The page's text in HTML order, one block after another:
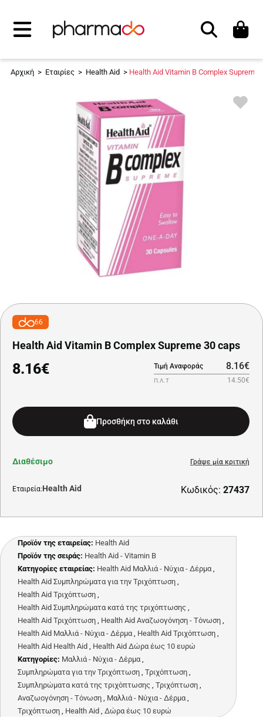
Αναζήτηση
Αρχική > Εταιρίες > Health Aid > Health Aid Vitamin B Complex Supreme
66
Health Aid Vitamin B Complex Supreme 30 caps
8.16€ Τιμή Αναφοράς 8.16€
Π.Λ.Τ 14.50€
Προσθήκη στο καλάθι
Εταιρεία:Health Aid Κωδικός: 27437
Διαθέσιμο Γράψε μία κριτική
Προϊόν της εταιρείας: Health Aid
Προϊόν της σειράς: Health Aid - Vitamin B
Κατηγορίες εταιρείας: Health Aid Μαλλιά - Νύχια - Δέρμα,
Health Aid Συμπληρώματα για την Τριχόπτωση ,
Health Aid Τριχόπτωση ,
Health Aid Συμπληρώματα κατά της τριχόπτωσης ,
Health Aid Τριχόπτωση , Health Aid Αναζωογόνηση - Τόνωση ,
Health Aid Μαλλιά - Νύχια - Δέρμα, Health Aid Τριχόπτωση ,
Health Aid Health Aid , Health Aid Δώρα έως 10 ευρώ
Κατηγορίες: Μαλλιά - Νύχια - Δέρμα,
Συμπληρώματα για την Τριχόπτωση , Τριχόπτωση ,
Συμπληρώματα κατά της τριχόπτωσης , Τριχόπτωση ,
Αναζωογόνηση - Τόνωση , Μαλλιά - Νύχια - Δέρμα,
Τριχόπτωση , Health Aid , Δώρα έως 10 ευρώ